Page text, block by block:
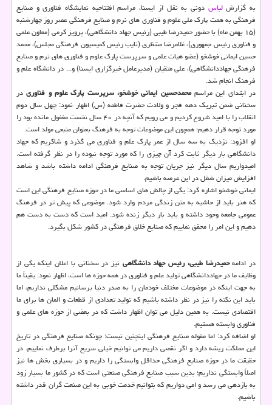
به گزارشلباس دونی به نقل از ایسنا، مراسم افتتاحیه نمایشگاه فناوری و صنایع
فرهنگی به همت پارک ملی علوم و فناوری های نرم و صنایع فرهنگی عصر روز چهارشنبه
(۱۵ بهمن ماه) با حضور حمیدرضا طیبی (رئیس جهاد دانشگاهی)، پرویز کرمی (معاون علمی
و فناوری رئیس جمهوری)، غلامرضا منتظری (نایب رئیس کمیسیون فرهنگی مجلس)، محمد
حسین ایمانی خوشخو (عضو هیات علمی و سرپرست پارک علوم و فناوری های نرم و صنایع
فرهنگی جهاددانشگاهی)، علی متقیان (مدیرعامل خبرگزاری ایسنا) و... در دانشگاه علم و
فرهنگ انجام شد.
در ابتدای این مراسممحمدحسین ایمانی خوشخو، سرپرست پارک علوم و فناوری در
سخنانی ضمن تبریک دهه فجر و ولادت حضرت فاطمه (س) اظهار نمود: چهل سال دوم
انقلاب را با امید شروع کردیم و می رویم که آنچه در ۴۰ سال نخست مغفول مانده بود را
مورد توجه قرار دهیم؛ همچون این موضوعات توجه به فرهنگ بعنوان منبعی مولد است.
او افزود: نزدیک به سه سال از عمر پارک علم و فناوری می گذرد و شاکریم که جهاد
دانشگاهی بار دیگر ثابت کرد آن چیزی را که مورد توجه نبوده را در نظر گرفته است.
امیدواریم سال دیگر نیز جریان توجه به صنایع فرهنگی ادامه داشته باشد و شاهد
افزایش میزان شغل در این عرصه باشیم.
ایمانی خوشخو اشاره کرد: یکی از چالش های اساسی ما در حوزه صنایع فرهنگی این است
که هنر باید از حاشیه به متن زندگی مردم وارد شود. موضوعی که پیش تر در فرهنگ
عمومی جامعه وجود داشته و باید بار دیگر زنده شود. امید است که دست به دست هم
دهیم و این امر را محقق نماییم که صنایع خلاق فرهنگی در کشور شکل بگیرد.
در ادامهحمیدرضا طیبی، رئیس جهاد دانشگاهی نیز در سخنانی با اعلان اینکه یکی از
وظایف ما در جهاددانشگاهی تولید علم و فناوری در همه حوزه ها است، اظهار نمود: یقیناً ما
به جهت اینکه در موضوعات مختلف خودمان را به صدر دنیا برسانیم مشکلی نداریم، اما
باید این نکته را نیز در نظر داشته باشیم که تولید تعدادی از قطعات و المان ها برای ما
اقتصادی نیست. به همین دلیل می توان اظهار داشت که در بعضی از حوزه های علمی و
فناوری وابسته هستیم.
او اضافه کرد: اما مقوله صنایع فرهنگی اینچنین نیست؛ چونکه صنایع فرهنگی در تاریخ
این مملکت ریشه دارد و اگر نقصی داریم می توانیم خیلی سریع آنرا برطرف نماییم. در
حقیقت ما در حوزه صنایع فرهنگی حداقل وابستگی را داریم و در بسیاری بخش ها نیز
اصلاً وابستگی نداریم؛ بدین سبب صنایع فرهنگی صنعتی است که در کشور ما بسیار زود
به بازدهی می رسد و امی دواریم که بتوانیم خدمت خوبی به این صنعت گران قدر داشته
باشیم.